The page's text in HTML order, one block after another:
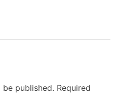
published. Required